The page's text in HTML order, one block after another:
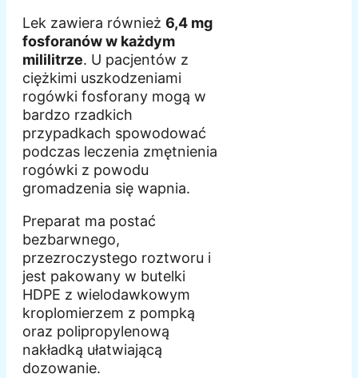
Lek zawiera również 6,4 mg
fosforanów w każdym
mililitrze. U pacjentów z
ciężkimi uszkodzeniami
rogówki fosforany mogą w
bardzo rzadkich
przypadkach spowodować
podczas leczenia zmętnienia
rogówki z powodu
gromadzenia się wapnia.
Preparat ma postać
bezbarwnego,
przezroczystego roztworu i
jest pakowany w butelki
HDPE z wielodawkowym
kroplomierzem z pompką
oraz polipropylenową
nakładką ułatwiającą
dozowanie.